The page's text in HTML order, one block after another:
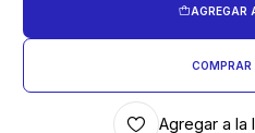
AGREGAR
COMPRAR
Agregar a la